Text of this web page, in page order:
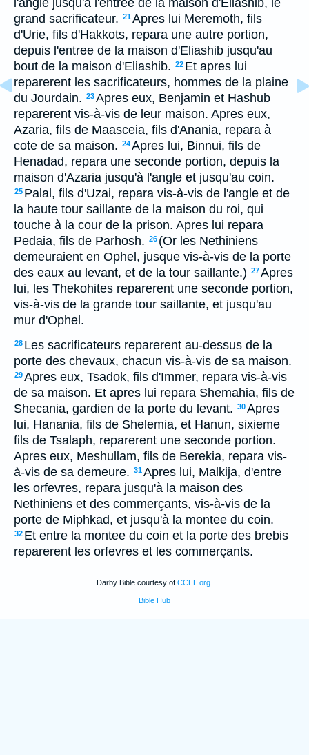
l'angle jusqu'à l'entree de la maison d'Eliashib, le
grand sacrificateur. 21Apres lui Meremoth, fils
d'Urie, fils d'Hakkots, repara une autre portion,
depuis l'entree de la maison d'Eliashib jusqu'au
bout de la maison d'Eliashib. 22 Et apres lui
reparerent les sacrificateurs, hommes de la plaine
du Jourdain. 23Apres eux, Benjamin et Hashub
reparerent vis-à-vis de leur maison. Apres eux,
Azaria, fils de Maasceia, fils d'Anania, repara à
cote de sa maison. 24Apres lui, Binnui, fils de
Henadad, repara une seconde portion, depuis la
maison d'Azaria jusqu'à l'angle et jusqu'au coin.
25 Palal, fils d'Uzai, repara vis-à-vis de l'angle et de
la haute tour saillante de la maison du roi, qui
touche à la cour de la prison. Apres lui repara
Pedaia, fils de Parhosh. 26 (Or les Nethiniens
demeuraient en Ophel, jusque vis-à-vis de la porte
des eaux au levant, et de la tour saillante.) 27Apres
lui, les Thekohites reparerent une seconde portion,
vis-à-vis de la grande tour saillante, et jusqu'au
mur d'Ophel.
28 Les sacrificateurs reparerent au-dessus de la
porte des chevaux, chacun vis-à-vis de sa maison.
29Apres eux, Tsadok, fils d'Immer, repara vis-à-vis
de sa maison. Et apres lui repara Shemahia, fils de
Shecania, gardien de la porte du levant. 30Apres
lui, Hanania, fils de Shelemia, et Hanun, sixieme
fils de Tsalaph, reparerent une seconde portion.
Apres eux, Meshullam, fils de Berekia, repara vis-
à-vis de sa demeure. 31Apres lui, Malkija, d'entre
les orfevres, repara jusqu'à la maison des
Nethiniens et des commerçants, vis-à-vis de la
porte de Miphkad, et jusqu'à la montee du coin.
32 Et entre la montee du coin et la porte des brebis
reparerent les orfevres et les commerçants.
Darby Bible courtesy of CCEL.org
Bible Hub